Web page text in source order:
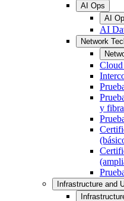
AI Ops
AI
AI
Network
y fibra
Infrastructure and